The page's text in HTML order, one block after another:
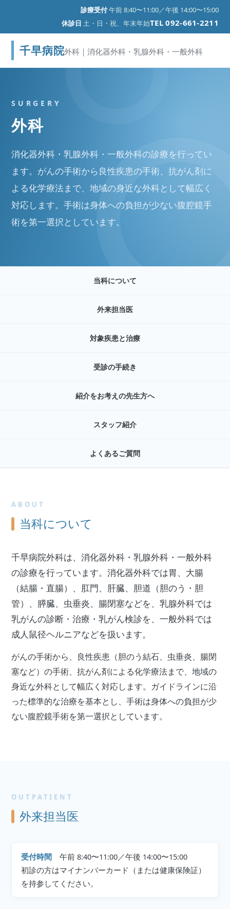
診療受付午前 8:40〜11:00／午後 14:00〜15:00
休診日 土・日・祝、年末年始TEL 092-661-2211
千早病院外科｜消化器外科・乳腺外科・一般外科
SURGERY
外科
消化器外科・乳腺外科・一般外科の診療を行ってい
ます。がんの手術から良性疾患の手術、抗がん剤に
よる化学療法まで、地域の身近な外科として幅広く
対応します。手術は身体への負担が少ない腹腔鏡手
術を第一選択としています。
当科について
外来担当医
対象疾患と治療
受診の手続き
紹介をお考えの先生方へ
スタッフ紹介
よくあるご質問
ABOUT
当科について
千早病院外科は、消化器外科・乳腺外科・一般外科
の診療を行っています。消化器外科では胃、大腸
（結腸・直腸）、肛門、肝臓、胆道（胆のう・胆
管）、膵臓、虫垂炎、腸閉塞などを、乳腺外科では
乳がんの診断・治療・乳がん検診を、一般外科では
成人鼠径ヘルニアなどを扱います。
がんの手術から、良性疾患（胆のう結石、虫垂炎、腸閉
塞など）の手術、抗がん剤による化学療法まで、地域の
身近な外科として幅広く対応します。ガイドラインに沿
った標準的な治療を基本とし、手術は身体への負担が少
ない腹腔鏡手術を第一選択としています。
OUTPATIENT
外来担当医
受付時間 午前 8:40〜11:00／午後 14:00〜15:00
初診の方はマイナンバーカード（または健康保険証）
を持参してください。